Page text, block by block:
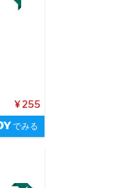
¥ 255
でみる